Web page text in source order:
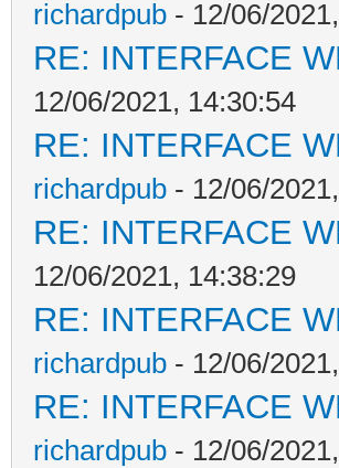
richardpub - 12/06/
RE: INTERFACE
12/06/2021, 14:30:54
RE: INTERFACE
richardpub - 12/06/
RE: INTERFACE
12/06/2021, 14:38:29
RE: INTERFACE
richardpub - 12/06/
RE: INTERFACE
richardpub - 12/06/